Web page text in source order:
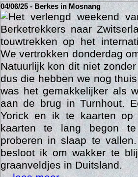
04/06/25 - Berkes in Mosnang
Het verlengd weekend
Berketrekkers naar
touwtrekken op het
We vertrokken donderdag
Natuurlijk kon dit niet
dus die hebben we nog
was het gemakkelijker als
aan de brug in Turnhout.
Yorick en ik te kaarten op
kaarten te lang begon
proberen in slaap te
besloot ik om wakker te
graanveldjes in Duitsland.